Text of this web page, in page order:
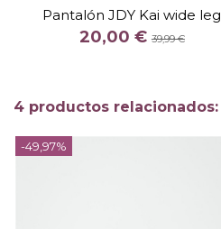
Pantalón JDY Kai wide leg
20,00 € 39,99 €
COLOR
AZUL
4 productos relacionados:
-49,97%